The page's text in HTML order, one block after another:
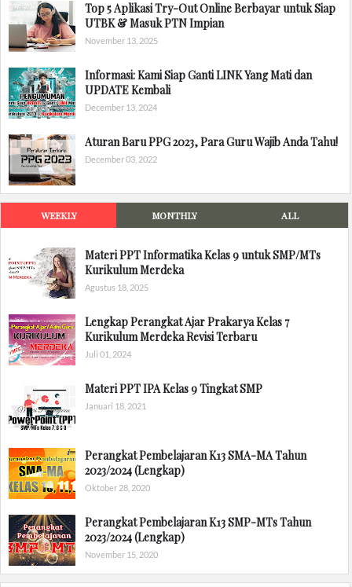
Top 5 Aplikasi Try-Out Online Berbayar untuk Siap
UTBK & Masuk PTN Impian
November 13, 2025
Informasi: Kami Siap Ganti LINK Yang Mati dan
UPDATE Kembali
December 13, 2024
Aturan Baru PPG 2023, Para Guru Wajib Anda Tahu!
December 03, 2022
WEEKLY MONTHLY ALL
Materi PPT Informatika Kelas 9 untuk SMP/MTs
Kurikulum Merdeka
Agustus 18, 2025
Lengkap Perangkat Ajar Prakarya Kelas 7
Kurikulum Merdeka Revisi Terbaru
Juli 01, 2024
Materi PPT IPA Kelas 9 Tingkat SMP
Januari 18, 2021
Perangkat Pembelajaran K13 SMA-MA Tahun
2023/2024 (Lengkap)
Oktober 28, 2020
Perangkat Pembelajaran K13 SMP-MTs Tahun
2023/2024 (Lengkap)
November 15, 2020